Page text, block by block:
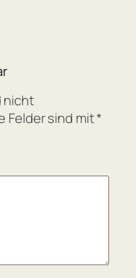
nicht
Felder sind mit*